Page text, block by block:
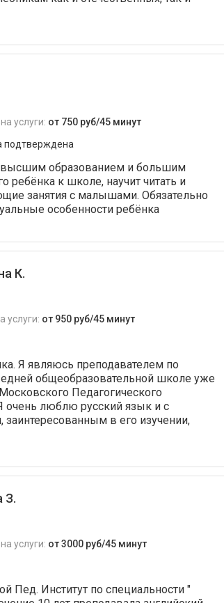
услуги: от 750 руб/45 минут
подтверждена
высшим образованием и большим
ребёнка к школе, научит читать и
занятия с малышами. Обязательно
особенности ребёнка
К.
услуги: от 950 руб/45 минут
Я являюсь преподавателем по
общеобразовательной школе уже
Педагогического
очень люблю русский язык и с
в его изучении,
З.
услуги: от 3000 руб/45 минут
Пед. Институт по специальности "